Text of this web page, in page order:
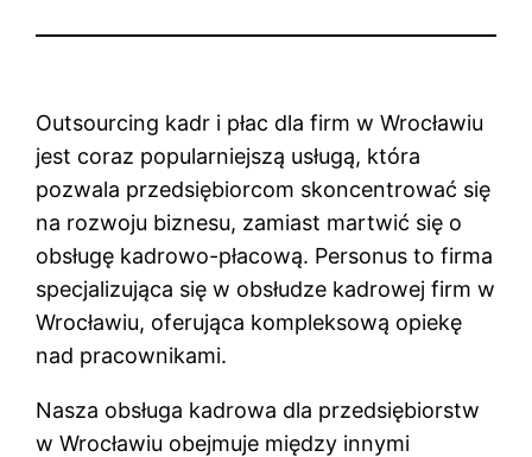
Outsourcing kadr i płac dla firm w Wrocławiu
jest coraz popularniejszą usługą, która
pozwala przedsiębiorcom skoncentrować się
na rozwoju biznesu, zamiast martwić się o
obsługę kadrowo-płacową. Personus to firma
specjalizująca się w obsłudze kadrowej firm w
Wrocławiu, oferująca kompleksową opiekę
nad pracownikami.
Nasza obsługa kadrowa dla przedsiębiorstw
w Wrocławiu obejmuje między innymi